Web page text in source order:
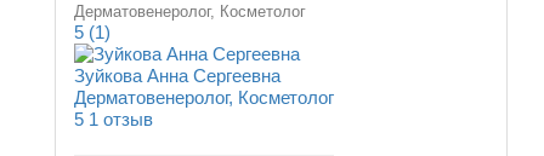
Дерматовенеролог, Косметолог
5 (1)
Зуйкова Анна Сергеевна
Дерматовенеролог, Косметолог
5 1 отзыв